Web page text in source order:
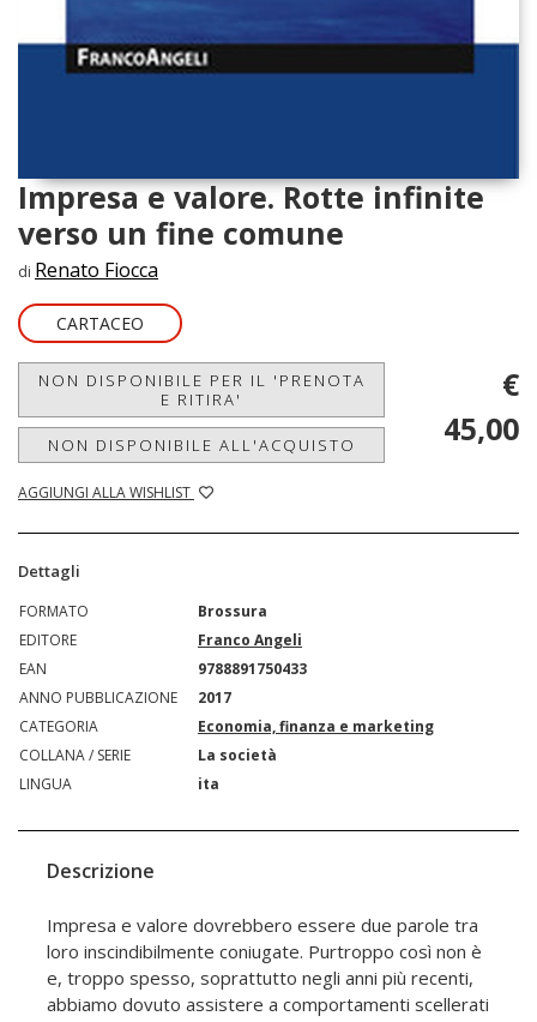
Impresa e valore. Rotte infinite
verso un fine comune
di Renato Fiocca
CARTACEO
NON DISPONIBILE PER IL 'PRENOTA
E RITIRA'
NON DISPONIBILE ALL'ACQUISTO
AGGIUNGI ALLA WISHLIST
€
45,00
Dettagli
FORMATO
Brossura
EDITORE
Franco Angeli
EAN
9788891750433
ANNO PUBBLICAZIONE
2017
CATEGORIA
Economia, finanza e marketing
COLLANA / SERIE
La società
LINGUA
ita
Descrizione
Impresa e valore dovrebbero essere due parole tra
loro inscindibilmente coniugate. Purtroppo così non è
e, troppo spesso, soprattutto negli anni più recenti,
abbiamo dovuto assistere a comportamenti scellerati